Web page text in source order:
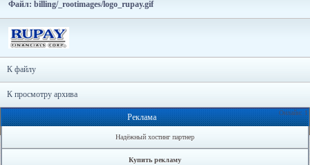
Файл: billing/_rootimages/logo_rupay.gif
К файлу
К просмотру архива
Онлайн: 1
Реклама
Надёжный хостинг партнер
Купить рекламу